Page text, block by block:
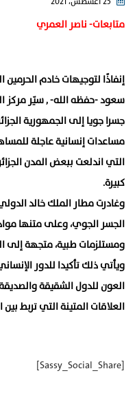
متابعات- ناصر العمري
إنفاذًا لتوجيهات خادم
سعود -حفظه الله- , سيّر مركز
جسرا جويا إلى الجمهورية
مساعدات إنسانية عاجلة
التي اندلعت ببعض المدن
كبيرة.
وغادرت مطار الملك خالد
الجسر الجوي، وعلى متنها
ومستلزمات طبية، متجهة إلى
ويأتي ذلك تأكيدا للدور
العون للدول الشقيقة
العلاقات المتينة التي تربط
[Sassy_Social_Share]